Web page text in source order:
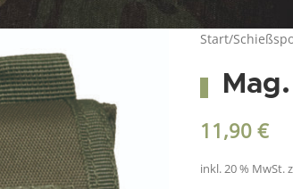
Start/
11,90 €
inkl. 20 % MwSt.